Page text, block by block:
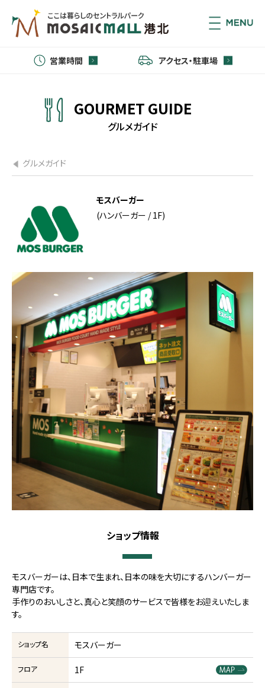
営業時間 アクセス・駐車場
GOURMET GUIDE
グルメガイド
グルメガイド
モスバーガー
(ハンバーガー / 1F)
ショップ情報
モスバーガーは、日本で生まれ、日本の味を大切にするハンバーガー
専門店です。
手作りのおいしさと、真心と笑顔のサービスで皆様をお迎えいたしま
す。
ショップ名 モスバーガー
フロア 1F